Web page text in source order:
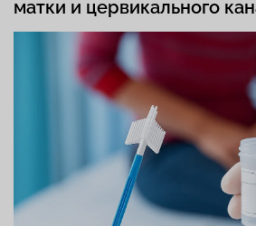
матки и цервикального